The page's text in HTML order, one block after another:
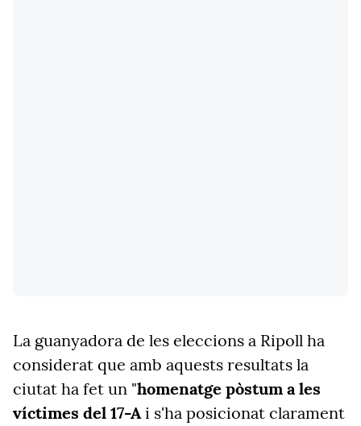
La guanyadora de les eleccions a Ripoll ha
considerat que amb aquests resultats la
ciutat ha fet un "homenatge pòstum a les
víctimes del 17-Ai s'ha posicionat clarament